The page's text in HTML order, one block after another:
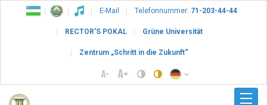
E-Mail Telefonnummer: 71-203-44-44
RECTOR’S POKAL Grüne Universität
Zentrum „Schritt in die Zukunft“